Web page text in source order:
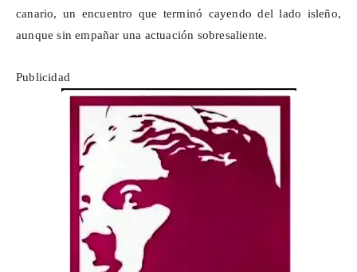
canario, un encuentro que terminó cayendo del lado isleño,
aunque sin empañar una actuación sobresaliente.
Publicidad